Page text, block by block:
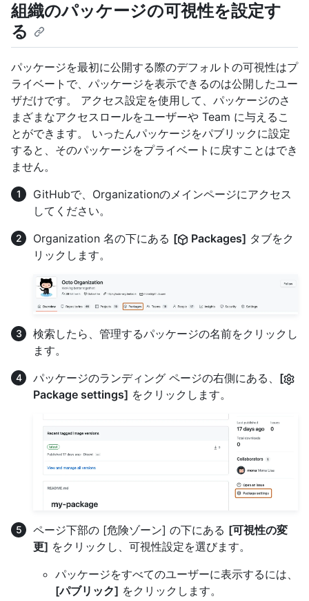
組織のパッケージの可視性を設定す
る
パッケージを最初に公開する際のデフォルトの可視性はプ
ライベートで、パッケージを表示できるのは公開したユー
ザだけです。 アクセス設定を使用して、パッケージのさ
まざまなアクセスロールをユーザーや Team に与えるこ
とができます。 いったんパッケージをパブリックに設定
すると、そのパッケージをプライベートに戻すことはでき
ません。
GitHubで、Organizationのメインページにアクセス
してください。
Organization 名の下にある [ Packages] タブをク
リックします。
検索したら、管理するパッケージの名前をクリックし
ます。
パッケージのランディング ページの右側にある、 [
Package settings] をクリックします。
ページ下部の [危険ゾーン] の下にある [可視性の変
更] をクリックし、可視性設定を選びます。
パッケージをすべてのユーザーに表示するには、
[パブリック] をクリックします。